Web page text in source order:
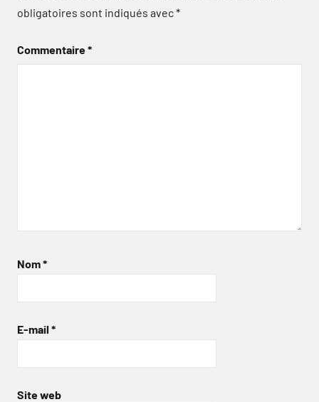
obligatoires sont indiqués avec*
Commentaire*
Nom*
E-mail *
Site web